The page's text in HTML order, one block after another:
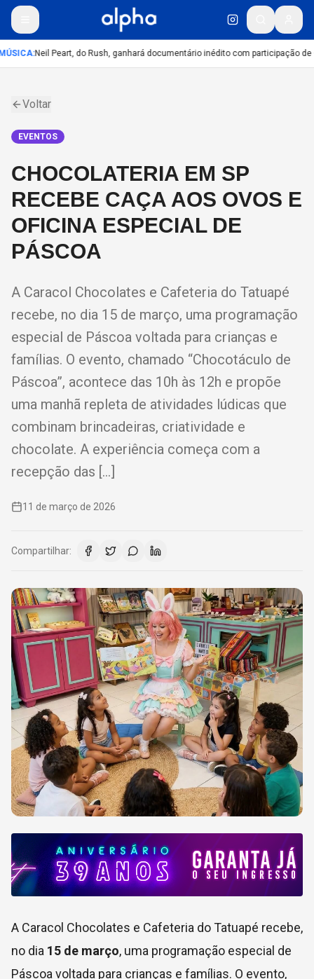
:Neil Peart, do Rush, ganhará documentário inédito com participação de
Voltar
EVENTOS
CHOCOLATERIA EM SP
RECEBE CAÇA AOS OVOS E
OFICINA ESPECIAL DE
PÁSCOA
A Caracol Chocolates e Cafeteria do Tatuapé
recebe, no dia 15 de março, uma programação
especial de Páscoa voltada para crianças e
famílias. O evento, chamado “Chocotáculo de
Páscoa”, acontece das 10h às 12h e propõe
uma manhã repleta de atividades lúdicas que
combinam brincadeiras, criatividade e
chocolate. A experiência começa com a
recepção das […]
11 de março de 2026
Compartilhar:
A Caracol Chocolates e Cafeteria do Tatuapé recebe,
no dia 15 de março, uma programação especial de
Páscoa voltada para crianças e famílias. O evento,